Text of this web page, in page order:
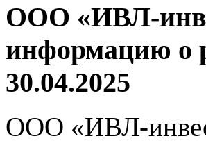
ООО «ИВЛ-
информацию о
30.04.2025
ООО «ИВЛ-